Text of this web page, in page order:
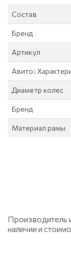
Состав
Бренд
Артикул
Авито:
Диаметр колес
Бренд
Материал рамы
Производитель
наличии и